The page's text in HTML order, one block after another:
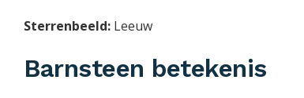
Sterrenbeeld: Leeuw
Barnsteen betekenis